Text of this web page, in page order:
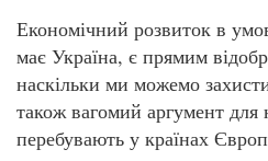
Економічний розвиток в
має Україна, є прямим
наскільки ми можемо
також вагомий аргумент для
перебувають у країнах